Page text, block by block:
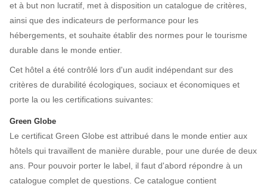
et à but non lucratif, met à disposition un catalogue de critères,
ainsi que des indicateurs de performance pour les
hébergements, et souhaite établir des normes pour le tourisme
durable dans le monde entier.
Cet hôtel a été contrôlé lors d'un audit indépendant sur des
critères de durabilité écologiques, sociaux et économiques et
porte la ou les certifications suivantes:
Green Globe
Le certificat Green Globe est attribué dans le monde entier aux
hôtels qui travaillent de manière durable, pour une durée de deux
ans. Pour pouvoir porter le label, il faut d'abord répondre à un
catalogue complet de questions. Ce catalogue contient